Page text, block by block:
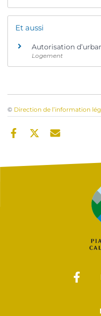
Et aussi
Autorisation
Logement
© Direction de l’information